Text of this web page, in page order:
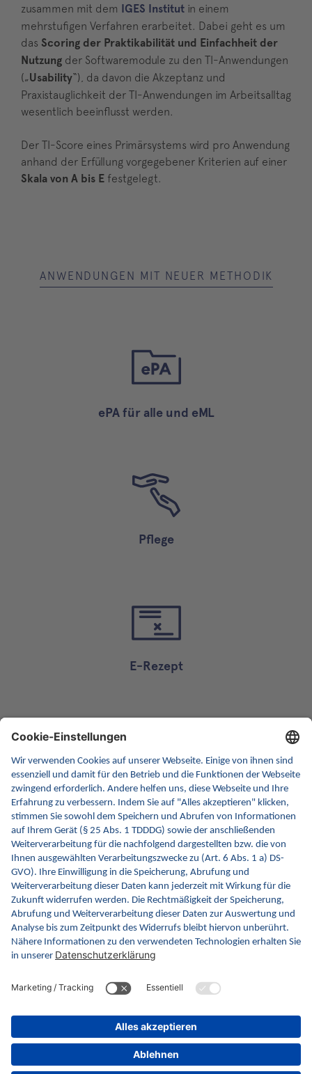
zusammen mit dem IGES Institut in einem
mehrstufigen Verfahren erarbeitet. Dabei geht es um
das Scoring der Praktikabilität und Einfachheit der
Nutzung der Softwaremodule zu den TI-Anwendungen
(„Usability“), da davon die Akzeptanz und
Praxistauglichkeit der TI-Anwendungen im Arbeitsalltag
wesentlich beeinflusst werden.
Der TI-Score eines Primärsystems wird pro Anwendung
anhand der Erfüllung vorgegebener Kriterien auf einer
Skala von A bis E festgelegt.
ANWENDUNGEN MIT NEUER METHODIK
ePA für alle und eML
Pflege
E-Rezept
E-Rezept AVS
KIM (eArztbrief & eAU)
© 2026 gematik GmbH